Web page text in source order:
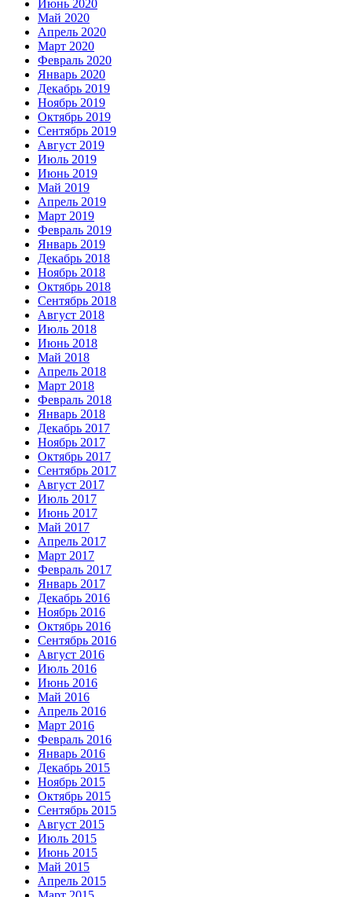
Июнь 2020
Май 2020
Апрель 2020
Март 2020
Февраль 2020
Январь 2020
Декабрь 2019
Ноябрь 2019
Октябрь 2019
Сентябрь 2019
Август 2019
Июль 2019
Июнь 2019
Май 2019
Апрель 2019
Март 2019
Февраль 2019
Январь 2019
Декабрь 2018
Ноябрь 2018
Октябрь 2018
Сентябрь 2018
Август 2018
Июль 2018
Июнь 2018
Май 2018
Апрель 2018
Март 2018
Февраль 2018
Январь 2018
Декабрь 2017
Ноябрь 2017
Октябрь 2017
Сентябрь 2017
Август 2017
Июль 2017
Июнь 2017
Май 2017
Апрель 2017
Март 2017
Февраль 2017
Январь 2017
Декабрь 2016
Ноябрь 2016
Октябрь 2016
Сентябрь 2016
Август 2016
Июль 2016
Июнь 2016
Май 2016
Апрель 2016
Март 2016
Февраль 2016
Январь 2016
Декабрь 2015
Ноябрь 2015
Октябрь 2015
Сентябрь 2015
Август 2015
Июль 2015
Июнь 2015
Май 2015
Апрель 2015